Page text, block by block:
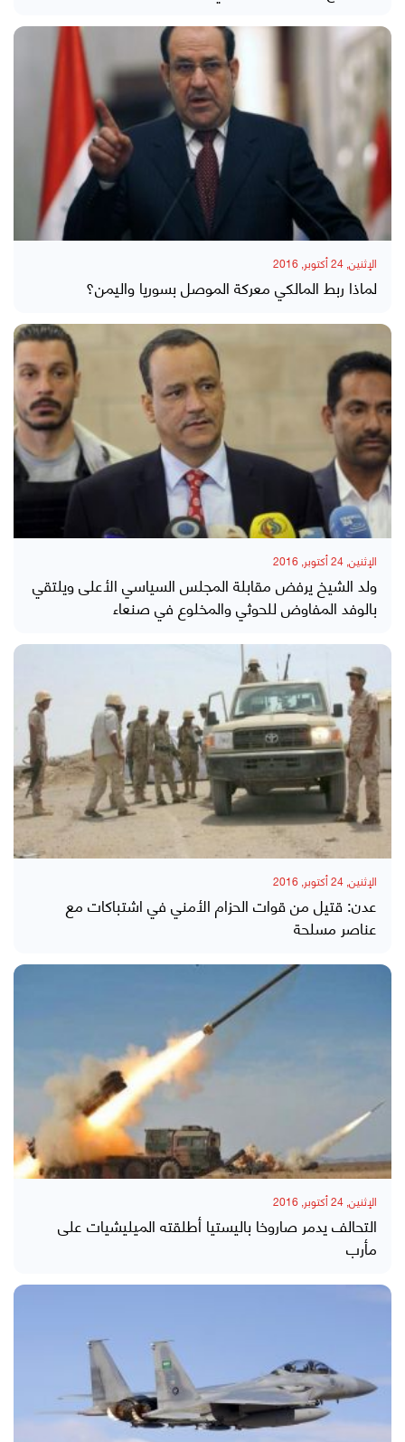
الإثنين, 24 أكتوبر, 2016
لماذا ربط المالكي معركة الموصل بسوريا واليمن؟
الإثنين, 24 أكتوبر, 2016
ولد الشيخ يرفض مقابلة المجلس السياسي الأعلى ويلتقي
بالوفد المفاوض للحوثي والمخلوع في صنعاء
الإثنين, 24 أكتوبر, 2016
عدن: قتيل من قوات الحزام الأمني في اشتباكات مع
عناصر مسلحة
الإثنين, 24 أكتوبر, 2016
التحالف يدمر صاروخا باليستيا أطلقته الميليشيات على
مأرب